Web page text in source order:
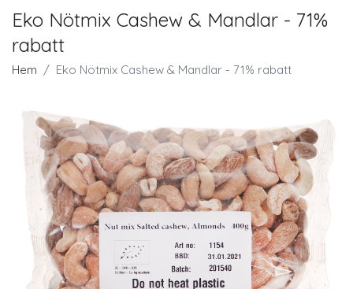
Eko Nötmix Cashew & Mandlar - 71%
rabatt
Hem Eko Nötmix Cashew & Mandlar - 71% rabatt